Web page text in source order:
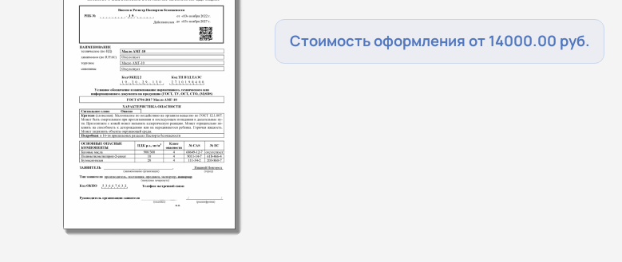
Стоимость оформления от 14000.00 руб.